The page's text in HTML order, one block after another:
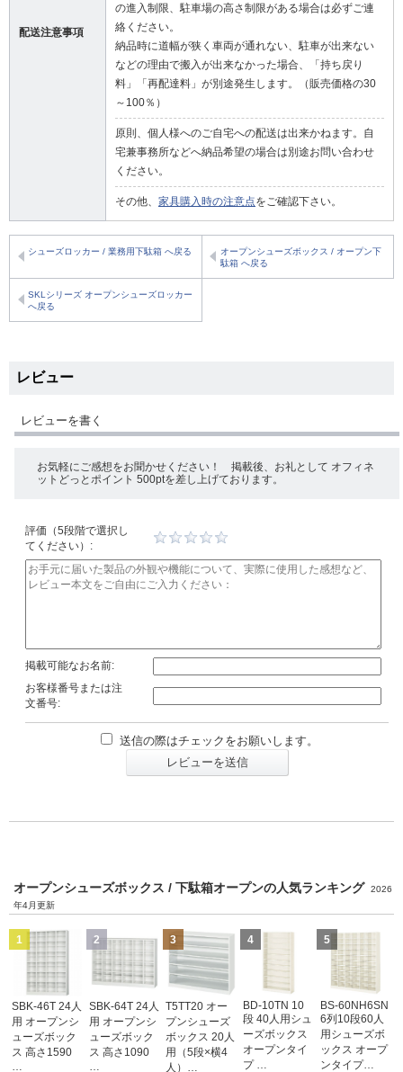
配送注意事項
の進入制限、駐車場の高さ制限がある場合は必ずご連
絡ください。
納品時に道幅が狭く車両が通れない、駐車が出来ない
などの理由で搬入が出来なかった場合、「持ち戻り
料」「再配達料」が別途発生します。（販売価格の30
～100％）
原則、個人様へのご自宅への配送は出来かねます。自
宅兼事務所などへ納品希望の場合は別途お問い合わせ
ください。
その他、 家具購入時の注意点をご確認下さい。
シューズロッカー / 業務用下駄箱 へ戻る
オープンシューズボックス / オープン下
駄箱 へ戻る
SKLシリーズ オープンシューズロッカー
へ戻る
レビュー
レビューを書く
お気軽にご感想をお聞かせください！ 掲載後、お礼として オフィネ
ットどっとポイント 500ptを差し上げております。
評価（5段階で選択し
てください）:
掲載可能なお名前:
お客様番号または注
文番号:
送信の際はチェックをお願いします。
レビューを送信
オープンシューズボックス / 下駄箱オープンの人気ランキング
2026
年4月更新
1
SBK-46T 24人
用 オープンシ
ューズボック
ス 高さ1590
…
2
SBK-64T 24人
用 オープンシ
ューズボック
ス 高さ1090
…
3
T5TT20 オー
プンシューズ
ボックス 20人
用（5段×横4
人）…
4
BD-10TN 10
段 40人用シュ
ーズボックス
オープンタイ
プ …
5
BS-60NH6SN
6列10段60人
用シューズボ
ックス オープ
ンタイプ…